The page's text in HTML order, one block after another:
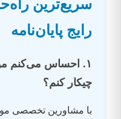
سریع‌ترین
رایج پایان‌نامه
۱. احساس می‌کنم
چیکار کنم؟
با مشاورین تخصصی